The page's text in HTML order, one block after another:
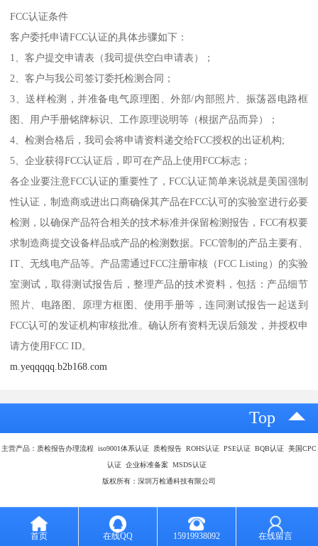
FCC认证条件
客户委托申请FCC认证的具体步骤如下：
1、客户提交申请表（我司提供空白申请表）；
2、客户与我公司签订委托检测合同；
3、送样检测，并准备电气原理图、外部/内部照片、振荡器电路框
图、用户手册铭牌标识、工作原理说明等（根据产品而异）；
4、检测合格后，我司会将申请资料递交给FCC授权的出证机构;
5、企业获得FCC认证后，即可在产品上使用FCC标志；
各企业要注意FCC认证的重要性了，FCC认证简单来说就是美国强制
性认证，制造商或进出口商确保其产品在FCC认可的实验室进行必要
检测，以确保产品符合相关的技术标准并保留检测报告，FCC有权要
求制造商提交设备样品或产品的检测数据。FCC管制的产品主要有、
IT、无线电产品等。产品需通过FCC注册审核（FCC Listing）的实验
室测试，取得测试报告后，整理产品的技术资料，包括：产品细节
照片、电路图、原理方框图、使用手册等，连同测试报告一起送到
FCC认可的发证机构审核批准。确认所有资料无误后颁发，并授权申
请方使用FCC ID。
m.yeqqqqq.b2b168.com
Top
主营产品：质检报告办理流程 iso9001体系认证 质检报告 ROHS认证 PSE认证 BQB认证 美国CPC
认证 企业标准备案 MSDS认证
版权所有：深圳万检通科技有限公司
首页 在线QQ 15919938092 在线留言